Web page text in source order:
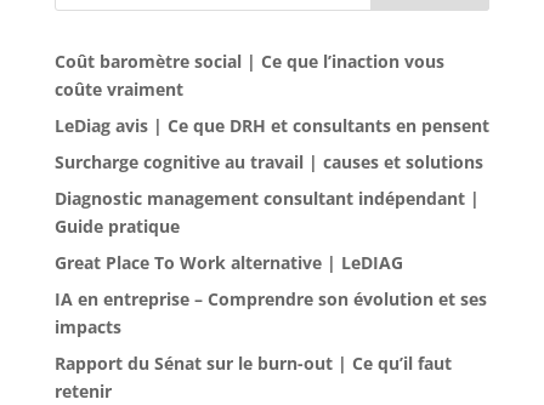
Coût baromètre social | Ce que l’inaction vous
coûte vraiment
LeDiag avis | Ce que DRH et consultants en pensent
Surcharge cognitive au travail | causes et solutions
Diagnostic management consultant indépendant |
Guide pratique
Great Place To Work alternative | LeDIAG
IA en entreprise – Comprendre son évolution et ses
impacts
Rapport du Sénat sur le burn-out | Ce qu’il faut
retenir